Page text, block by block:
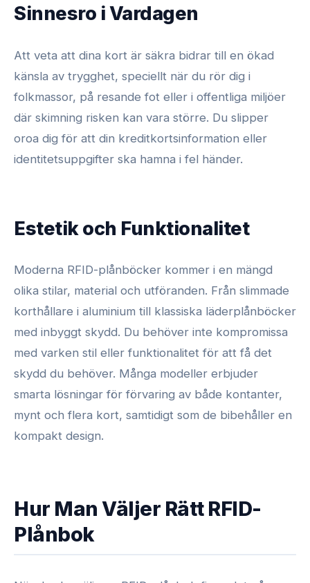
Sinnesro i Vardagen
Att veta att dina kort är säkra bidrar till en ökad
känsla av trygghet, speciellt när du rör dig i
folkmassor, på resande fot eller i offentliga miljöer
där skimning risken kan vara större. Du slipper
oroa dig för att din kreditkortsinformation eller
identitetsuppgifter ska hamna i fel händer.
Estetik och Funktionalitet
Moderna RFID-plånböcker kommer i en mängd
olika stilar, material och utföranden. Från slimmade
korthållare i aluminium till klassiska läderplånböcker
med inbyggt skydd. Du behöver inte kompromissa
med varken stil eller funktionalitet för att få det
skydd du behöver. Många modeller erbjuder
smarta lösningar för förvaring av både kontanter,
mynt och flera kort, samtidigt som de bibehåller en
kompakt design.
Hur Man Väljer Rätt RFID-
Plånbok